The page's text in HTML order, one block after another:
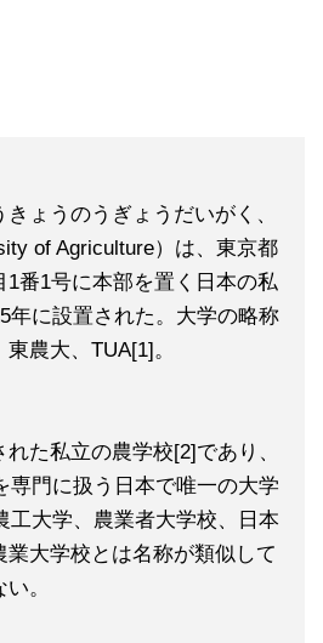
ょうのうぎょうだいがく、
of Agriculture）は、東京都
1番1号に本部を置く日本の私
年に設置された。大学の略称
農大、TUA[1]。
た私立の農学校[2]であり、
専門に扱う日本で唯一の大学
工大学、農業者大学校、日本
大学校とは名称が類似して
。